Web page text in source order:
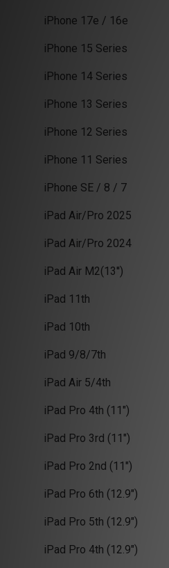
iPhone 17e / 16e
iPhone 15 Series
iPhone 14 Series
iPhone 13 Series
iPhone 12 Series
iPhone 11 Series
iPhone SE / 8 / 7
iPad Air/Pro 2025
iPad Air/Pro 2024
iPad Air M2(13'')
iPad 11th
iPad 10th
iPad 9/8/7th
iPad Air 5/4th
iPad Pro 4th (11")
iPad Pro 3rd (11")
iPad Pro 2nd (11")
iPad Pro 6th (12.9")
iPad Pro 5th (12.9")
iPad Pro 4th (12.9")